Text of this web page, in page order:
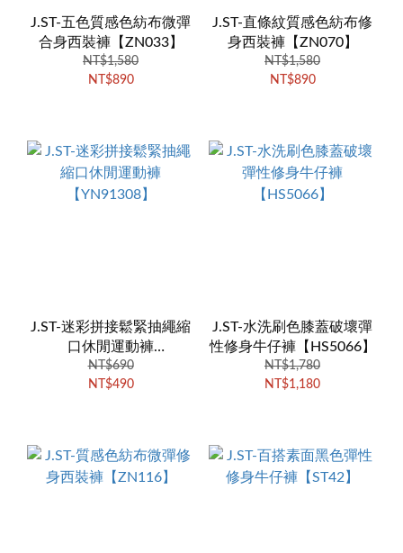
J.ST-五色質感色紡布微彈
合身西裝褲【ZN033】
NT$1,580
NT$890
J.ST-直條紋質感色紡布修
身西裝褲【ZN070】
NT$1,580
NT$890
J.ST-迷彩拼接鬆緊抽繩縮
口休閒運動褲
【YN91308】
NT$690
NT$490
J.ST-水洗刷色膝蓋破壞彈
性修身牛仔褲【HS5066】
NT$1,780
NT$1,180